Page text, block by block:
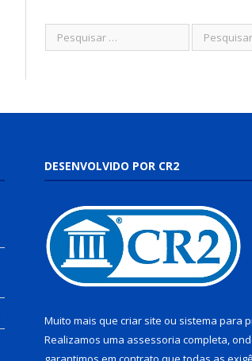
DESENVOLVIDO POR CR2
Muito mais que criar site ou sistema para
Realizamos uma assessoria completa,